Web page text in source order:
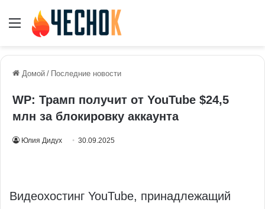
Меню
Домой / Последние новости
WP: Трамп получит от YouTube $24,5
млн за блокировку аккаунта
Юлия Дидух 30.09.2025
Видеохостинг YouTube, принадлежащий